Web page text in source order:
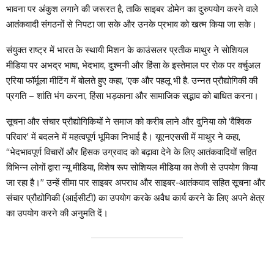
भावना पर अंकुश लगाने की जरूरत है, ताकि साइबर डोमेन का दुरुपयोग करने वाले
आतंकवादी संगठनों से निपटा जा सके और उनके प्रभाव को खत्म किया जा सके।
संयुक्त राष्ट्र में भारत के स्थायी मिशन के काउंसलर प्रतीक माथुर ने सोशियल
मीडिया पर अभद्र भाषा, भेदभाव, दुश्मनी और हिंसा के इस्तेमाल पर रोक पर वर्चुअल
एरिया फॉर्मूला मीटिंग में बोलते हुए कहा, ‘एक और पहलू भी है. उन्नत प्रौद्योगिकी की
प्रगति – शांति भंग करना, हिंसा भड़काना और सामाजिक सद्भाव को बाधित करना।
सूचना और संचार प्रौद्योगिकियों ने समाज को करीब लाने और दुनिया को ‘वैश्विक
परिवार’ में बदलने में महत्वपूर्ण भूमिका निभाई है। यूएनएससी में माथुर ने कहा,
“भेदभावपूर्ण विचारों और हिंसक उग्रवाद को बढ़ावा देने के लिए आतंकवादियों सहित
विभिन्न लोगों द्वारा न्यू मीडिया, विशेष रूप सोशियल मीडिया का तेजी से उपयोग किया
जा रहा है।” उन्हें सीमा पार साइबर अपराध और साइबर-आतंकवाद सहित सूचना और
संचार प्रौद्योगिकी (आईसीटी) का उपयोग करके अवैध कार्य करने के लिए अपने क्षेत्र
का उपयोग करने की अनुमति दें।